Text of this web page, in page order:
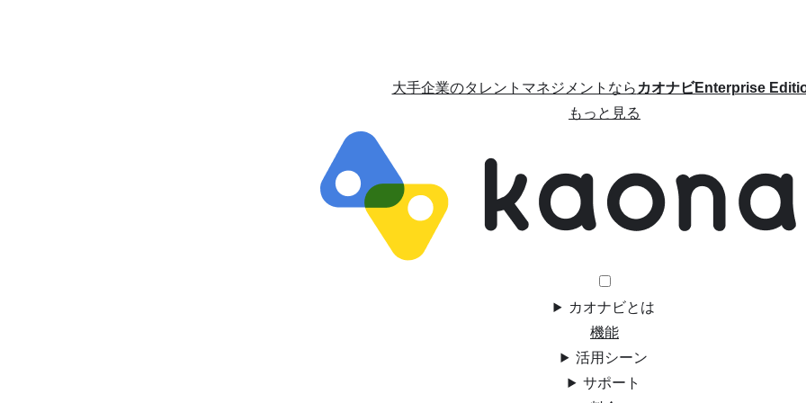
大手企業のタレントマネジメントならカオナビEnterprise
もっと見る
カオナビとは
機能
活用シーン
サポート